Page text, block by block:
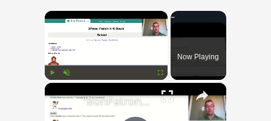
×
Now Playing
×
"BonPatron" Vocabulary Guide: School